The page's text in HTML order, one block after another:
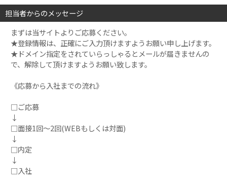
担当者からのメッセージ
まずは当サイトよりご応募ください。
★登録情報は、正確にご入力頂けますようお願い申し上げます。
★ドメイン指定をされていらっしゃるとメールが届きませんの
で、解除して頂けますようお願い致します。
《応募から入社までの流れ》
□ご応募
↓
□面接1回～2回(WEBもしくは対面)
↓
□内定
↓
□入社